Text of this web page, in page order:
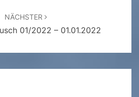
NÄCHSTER
01/2022 – 01.01.2022